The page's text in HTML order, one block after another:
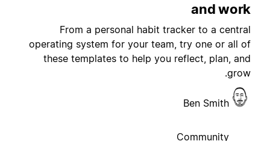
and
From a personal habit tracker to a
operating system for your team, try one or all
these templates to help you reflect, plan,
Ben Smith
Community